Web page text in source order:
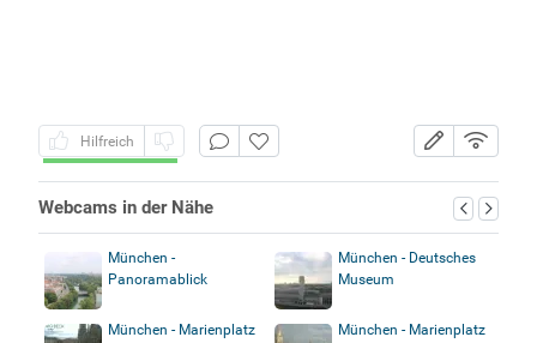
Hilfreich
Webcams in der Nähe
München -
Panoramablick
München - Deutsches
Museum
München - Marienplatz München - Marienplatz